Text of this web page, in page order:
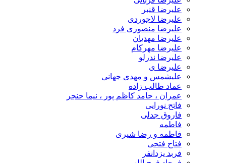
علیرضا قنبر
علیرضا لاجوردی
علیرضا منصوری فرد
علیرضا مهدیان
علیرضا مهرکام
علیرضا ندرلو
علیرضا ی
علیشمس و مهدی جهانی
عماد طالب زاده
عمران ، حامد کاظم پور ، نیما حنجر
فاتح نورایی
فاروق جدلی
فاطمه
فاطمه و رضا شیری
فتاح فتحی
فربد یزدانفر